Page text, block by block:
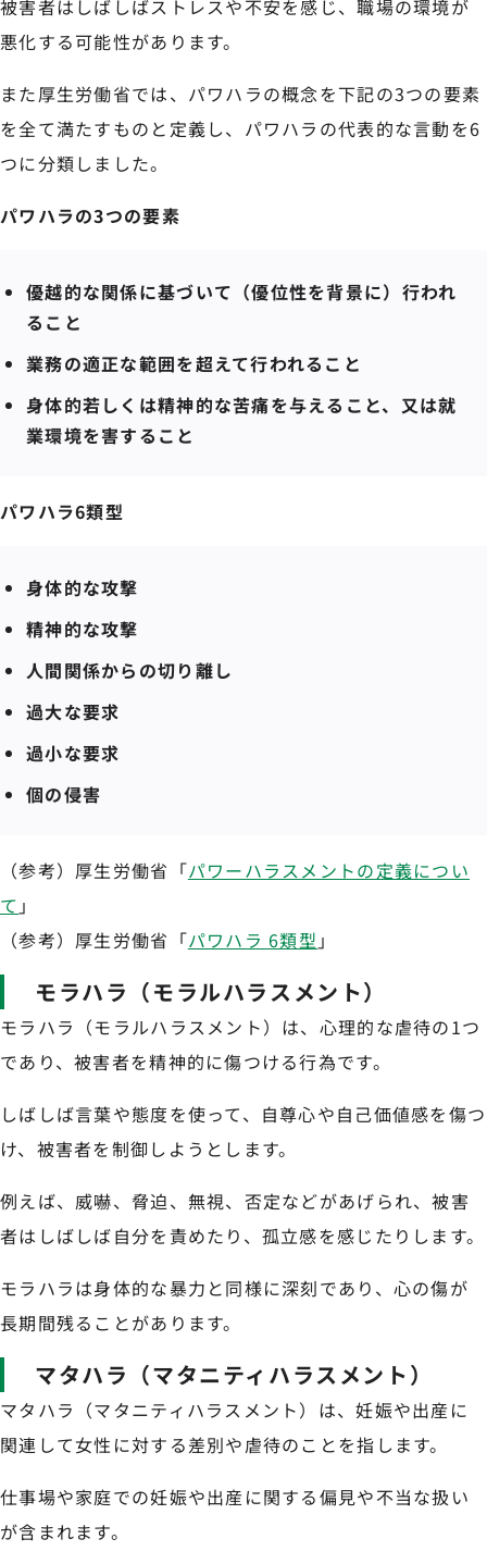
被害者はしばしばストレスや不安を感じ、職場の環境が
悪化する可能性があります。
また厚生労働省では、パワハラの概念を下記の3つの要素
を全て満たすものと定義し、パワハラの代表的な言動を6
つに分類しました。
パワハラの3つの要素
優越的な関係に基づいて（優位性を背景に）行われ
ること
業務の適正な範囲を超えて行われること
身体的若しくは精神的な苦痛を与えること、又は就
業環境を害すること
パワハラ6類型
身体的な攻撃
精神的な攻撃
人間関係からの切り離し
過大な要求
過小な要求
個の侵害
（参考）厚生労働省「パワーハラスメントの定義につい
て 」
（参考）厚生労働省「パワハラ 6類型 」
モラハラ（モラルハラスメント）
モラハラ（モラルハラスメント）は、心理的な虐待の1つ
であり、被害者を精神的に傷つける行為です。
しばしば言葉や態度を使って、自尊心や自己価値感を傷つ
け、被害者を制御しようとします。
例えば、威嚇、脅迫、無視、否定などがあげられ、被害
者はしばしば自分を責めたり、孤立感を感じたりします。
モラハラは身体的な暴力と同様に深刻であり、心の傷が
長期間残ることがあります。
マタハラ（マタニティハラスメント）
マタハラ（マタニティハラスメント）は、妊娠や出産に
関連して女性に対する差別や虐待のことを指します。
仕事場や家庭での妊娠や出産に関する偏見や不当な扱い
が含まれます。